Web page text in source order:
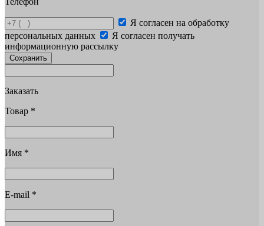
Я согласен на обработку
персональных данных
Я согласен получать
информационную рассылку
Сохранить
Заказать
Товар *
Имя *
E-mail *